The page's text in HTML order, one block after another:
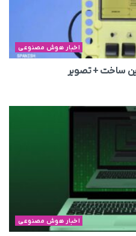
اخبار هوش مصنوعی
ساخت + تصویر
اخبار هوش مصنوعی